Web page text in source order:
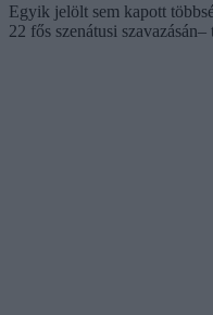
Egyik jelölt sem kapott
22 fős szenátusi